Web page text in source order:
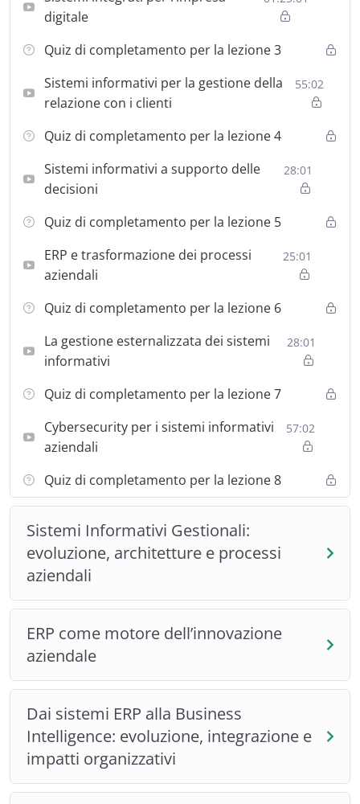
management e le strategie organizzative per la gestione
dei progetti ERP, con attenzione alle complessità che
accompagnano la loro implementazione. L’obiettivo
dinamiche dei sistemi ERP, valutarne l’applicazione nei
diversi contesti e contribuire attivamente
imprese.
digitale
Quiz di completamento per la lezione 3
Sistemi informativi per la gestione della
relazione con i clienti
55:02
Quiz di completamento per la lezione 4
Sistemi informativi a supporto delle
decisioni
28:01
Quiz di completamento per la lezione 5
ERP e trasformazione dei processi
aziendali
25:01
Quiz di completamento per la lezione 6
La gestione esternalizzata dei sistemi
informativi
28:01
Quiz di completamento per la lezione 7
Cybersecurity per i sistemi informativi
aziendali
57:02
Quiz di completamento per la lezione 8
Sistemi Informativi Gestionali:
evoluzione, architetture e processi
aziendali
ERP come motore dell’innovazione
aziendale
Dai sistemi ERP alla Business
Intelligence: evoluzione, integrazione e
impatti organizzativi